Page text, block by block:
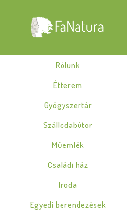
Rólunk
Étterem
Gyógyszertár
Szállodabútor
Műemlék
Családi ház
Iroda
Egyedi berendezések